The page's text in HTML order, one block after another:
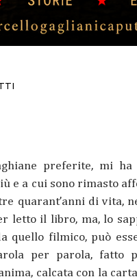
preferite, mi ha
e a cui sono rimasto
quarant’anni di vita,
letto il libro, ma, lo
quello filmico, può
per parola, fatto
calcata con la